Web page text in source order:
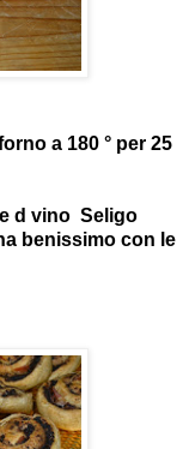
a 180 ° per 25
d vino Seligo
benissimo con le